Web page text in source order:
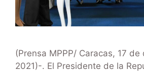
(Prensa MPPP/ Caracas, 17
2021)-. El Presidente de la